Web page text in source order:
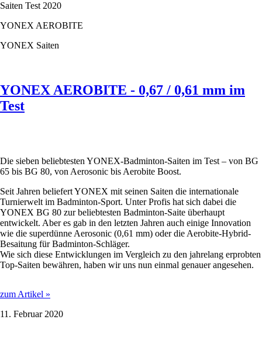
im
Saiten Test 2020
YONEX AEROBITE
YONEX Saiten
YONEX AEROBITE - 0,67 / 0,61 mm im
Test
Die sieben beliebtesten YONEX-Badminton-Saiten im Test – von BG
65 bis BG 80, von Aerosonic bis Aerobite Boost.
Seit Jahren beliefert YONEX mit seinen Saiten die internationale
Turnierwelt im Badminton-Sport. Unter Profis hat sich dabei die
YONEX BG 80 zur beliebtesten Badminton-Saite überhaupt
entwickelt. Aber es gab in den letzten Jahren auch einige Innovation
wie die superdünne Aerosonic (0,61 mm) oder die Aerobite-Hybrid-
Besaitung für Badminton-Schläger.
Wie sich diese Entwicklungen im Vergleich zu den jahrelang erprobten
Top-Saiten bewähren, haben wir uns nun einmal genauer angesehen.
zum Artikel »
-
11. Februar 2020